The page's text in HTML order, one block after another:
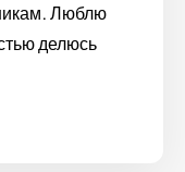
Люблю
делюсь